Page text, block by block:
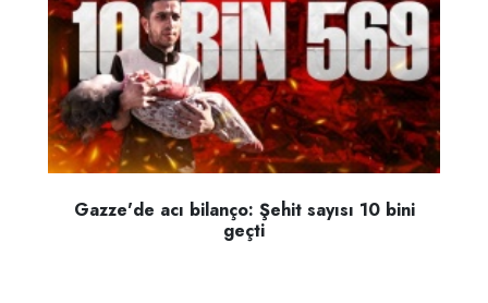
Gazze'de acı bilanço: Şehit sayısı 10 bini
geçti